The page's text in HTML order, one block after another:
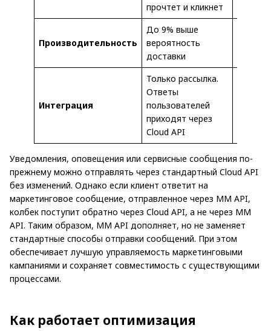
прочтет и кликнет
Производительность
До 9% выше
вероятность
доставки
Интеграция
Только рассылка.
Ответы
пользователей
приходят через
Cloud API
Уведомления, оповещения или сервисные сообщения по-
прежнему можно отправлять через стандартный Cloud API
без изменений. Однако если клиент ответит на
маркетинговое сообщение, отправленное через MM API,
колбек поступит обратно через Cloud API, а не через MM
API. Таким образом, MM API дополняет, но не заменяет
стандартные способы отправки сообщений. При этом
обеспечивает лучшую управляемость маркетинговыми
кампаниями и сохраняет совместимость с существующими
процессами.
Как работает оптимизация